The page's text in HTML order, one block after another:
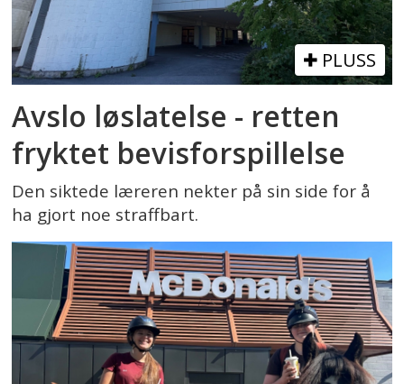
PLUSS
Avslo løslatelse - retten
fryktet bevisforspillelse
Den siktede læreren nekter på sin side for å
ha gjort noe straffbart.